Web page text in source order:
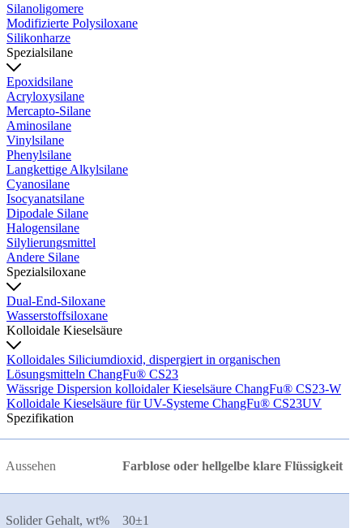
Silanoligomere
Modifizierte Polysiloxane
Silikonharze
Spezialsilane
Epoxidsilane
Acryloxysilane
Mercapto-Silane
Aminosilane
Vinylsilane
Phenylsilane
Langkettige Alkylsilane
Cyanosilane
Isocyanatsilane
Dipodale Silane
Halogensilane
Silylierungsmittel
Andere Silane
Spezialsiloxane
Dual-End-Siloxane
Wasserstoffsiloxane
Kolloidale Kieselsäure
Kolloidales Siliciumdioxid, dispergiert in organischen
Lösungsmitteln ChangFu® CS23
Wässrige Dispersion kolloidaler Kieselsäure ChangFu® CS23-W
Kolloidale Kieselsäure für UV-Systeme ChangFu® CS23UV
Spezifikation
Aussehen Farblose oder hellgelbe klare Flüssigkeit
Solider Gehalt, wt% 30±1